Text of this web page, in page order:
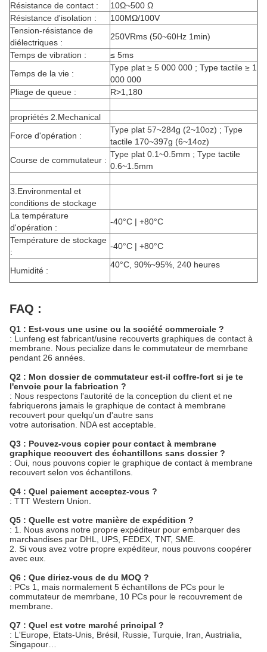
Résistance de contact :
10Ω~500 Ω
Résistance d'isolation :
100MΩ/100V
Tension-résistance de
diélectriques :
250VRms (50~60Hz 1min)
Temps de vibration :
≤ 5ms
Temps de la vie :
Type plat ≥ 5 000 000 ; Type tactile ≥ 1
000 000
Pliage de queue :
R>1,180
propriétés 2.Mechanical
Force d'opération :
Type plat 57~284g (2~10oz) ; Type
tactile 170~397g (6~14oz)
Course de commutateur :
Type plat 0.1~0.5mm ; Type tactile
0.6~1.5mm
3.Environmental et
conditions de stockage
La température
d'opération :
-40°C | +80°C
Température de stockage
:
-40°C | +80°C
Humidité :
40°C, 90%~95%, 240 heures
FAQ :
Q1 : Est-vous une usine ou la société commerciale ?
: Lunfeng est fabricant/usine recouverts graphiques de contact à
membrane. Nous pecialize dans le commutateur de memrbane
pendant 26 années.
Q2 : Mon dossier de commutateur est-il coffre-fort si je te
l'envoie pour la fabrication ?
: Nous respectons l'autorité de la conception du client et ne
fabriquerons jamais le graphique de contact à membrane
recouvert pour quelqu'un d'autre sans
votre autorisation. NDA est acceptable.
Q3 : Pouvez-vous copier pour contact à membrane
graphique recouvert des échantillons sans dossier ?
: Oui, nous pouvons copier le graphique de contact à membrane
recouvert selon vos échantillons.
Q4 : Quel paiement acceptez-vous ?
: TTT Western Union.
Q5 : Quelle est votre manière de expédition ?
: 1. Nous avons notre propre expéditeur pour embarquer des
marchandises par DHL, UPS, FEDEX, TNT, SME.
2. Si vous avez votre propre expéditeur, nous pouvons coopérer
avec eux.
Q6 : Que diriez-vous de du MOQ ?
: PCs 1, mais normalement 5 échantillons de PCs pour le
commutateur de memrbane, 10 PCs pour le recouvrement de
membrane.
Q7 : Quel est votre marché principal ?
: L'Europe, Etats-Unis, Brésil, Russie, Turquie, Iran, Austrialia,
Singapour…